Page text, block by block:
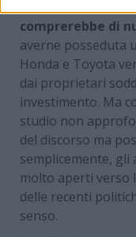
comprerebbe di
averne posseduta
Honda e Toyota
dai proprietari
investimento. Ma
studio non
del discorso ma
semplicemente, gli
molto aperti verso
delle recenti
senso.